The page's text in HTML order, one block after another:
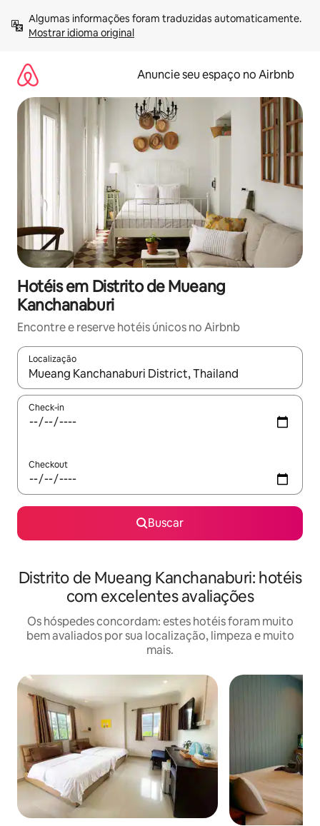
para
Mostrar idioma original
Anuncie seu espaço no Airbnb
Hotéis em Distrito de Mueang
Kanchanaburi
Encontre e reserve hotéis únicos no Airbnb
Localização
Quando os resultados estiverem disponíveis, explore-os
Check-in
Checkout
Buscar
Distrito de Mueang Kanchanaburi: hotéis
com excelentes avaliações
Os hóspedes concordam: estes hotéis foram muito
bem avaliados por sua localização, limpeza e muito
mais.